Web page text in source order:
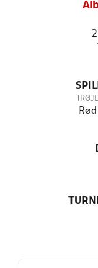
TRØJE
Rød